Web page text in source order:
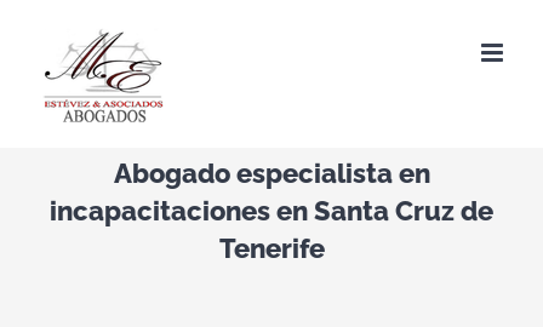
contenido
Abogado especialista en
incapacitaciones en Santa Cruz de
Tenerife